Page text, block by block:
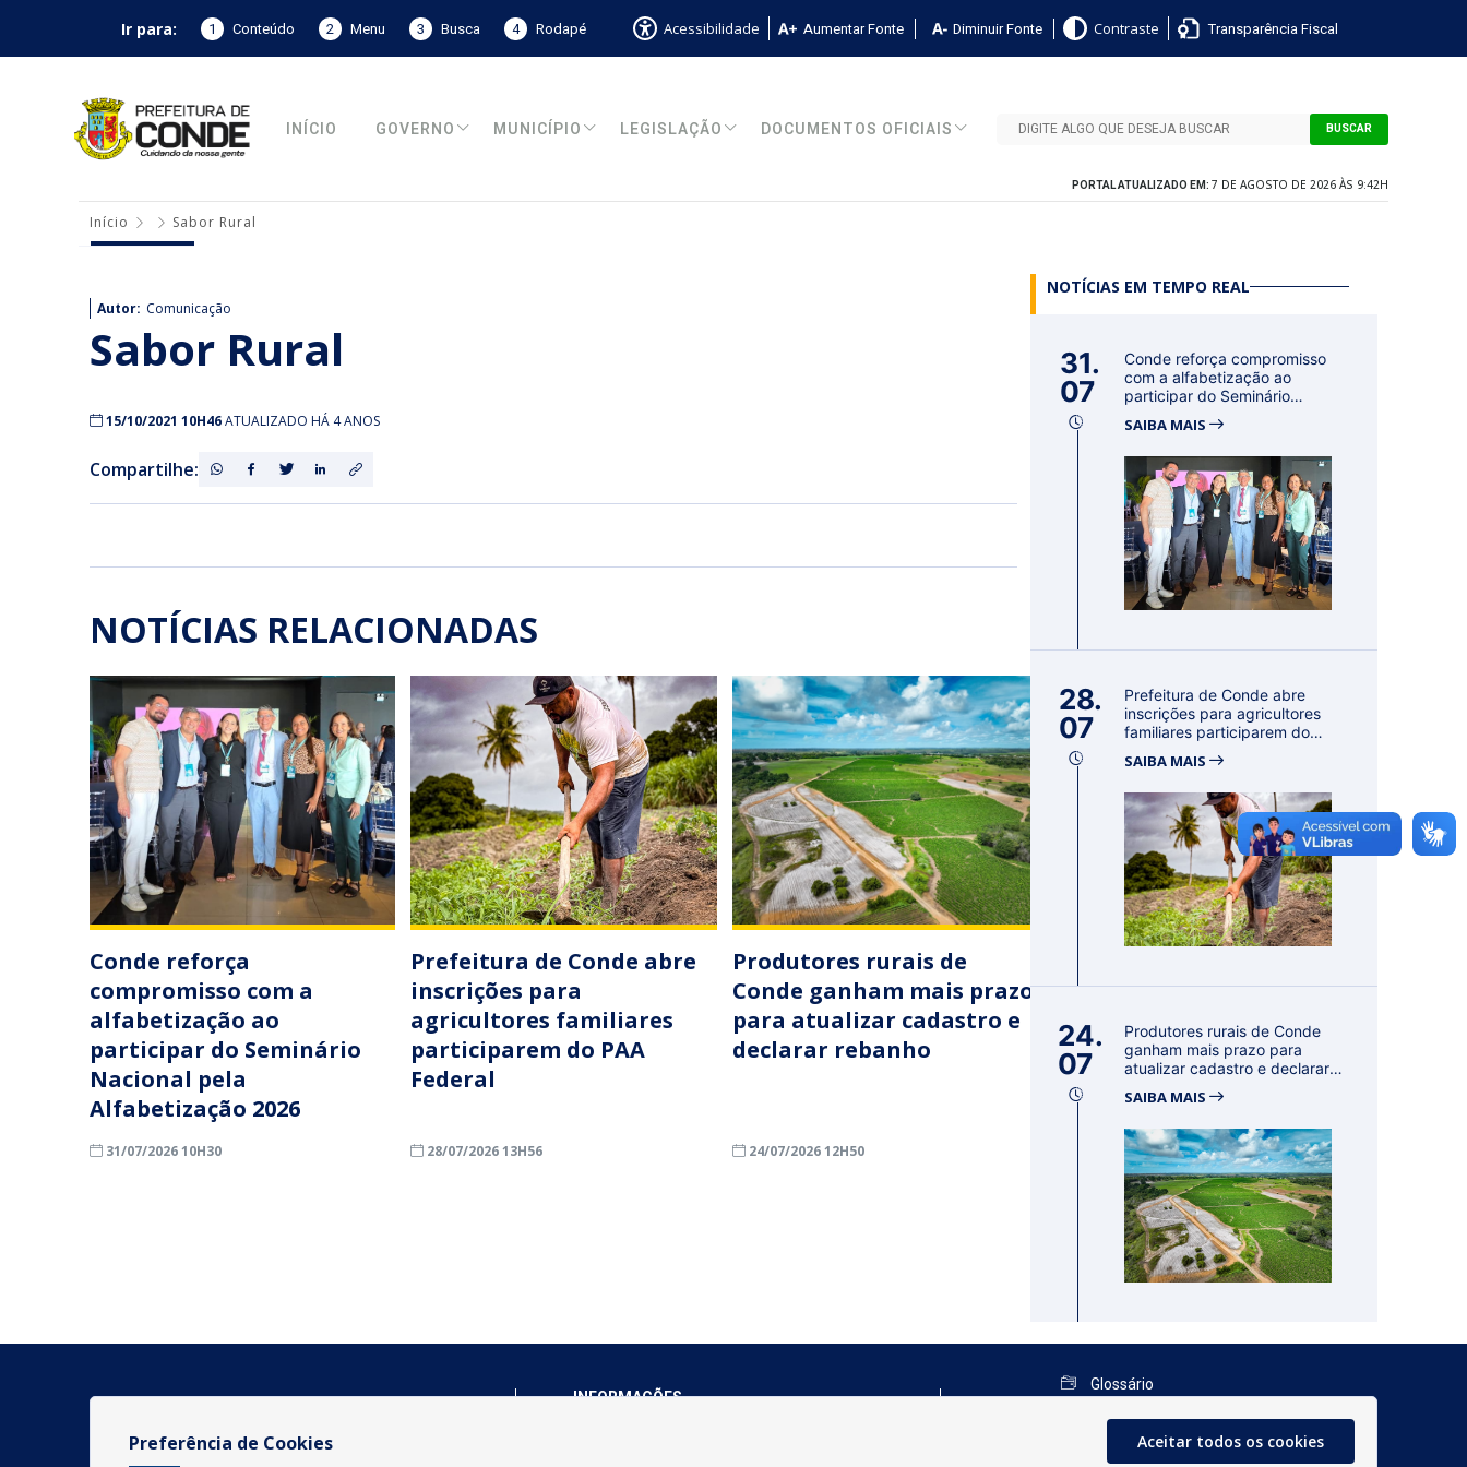
Ir para: 1 Conteúdo 2 Menu 3 Busca 4 Rodapé Acessibilidade Aumentar Fonte Diminuir Fonte Contraste Transparência Fiscal
INÍCIO GOVERNO MUNICÍPIO LEGISLAÇÃO DOCUMENTOS OFICIAIS BUSCAR
PORTAL ATUALIZADO EM: 7 DE AGOSTO DE 2026 ÀS 9:42H
Início Sabor Rural
Autor: Comunicação
Sabor Rural
15/10/2021 10H46ATUALIZADO HÁ 4 ANOS
Compartilhe:
NOTÍCIAS RELACIONADAS
Conde reforça
compromisso com a
alfabetização ao
participar do Seminário
Nacional pela
Alfabetização 2026
31/07/2026 10H30
Prefeitura de Conde abre
inscrições para
agricultores familiares
participarem do PAA
Federal
28/07/2026 13H56
Produtores rurais de
Conde ganham mais prazo
para atualizar cadastro e
declarar rebanho
24/07/2026 12H50
NOTÍCIAS EM TEMPO REAL
31.
07
Conde reforça compromisso
com a alfabetização ao
participar do Seminário
SAIBA MAIS
28.
07
Prefeitura de Conde abre
inscrições para agricultores
familiares participarem do
SAIBA MAIS
24.
07
Produtores rurais de Conde
ganham mais prazo para
atualizar cadastro e declarar
SAIBA MAIS
INFORMAÇÕES
Glossário
Mapa do Site
Perguntas Frequentes
Preferência de Cookies Aceitar todos os cookies